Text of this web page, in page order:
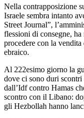
Nella contrapposizione
Israele sembra intanto
Street Journal”,
flessioni di consegne,
procedere con la
ebraico.
Al 222esimo giorno la
dove ci sono duri scontri
dall’Idf contro Hamas
scontro con il Libano:
gli Hezbollah hanno